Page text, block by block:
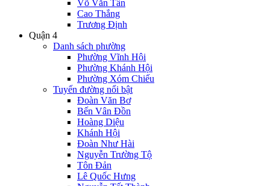
Võ Văn Tần
Cao Thắng
Trương Định
Quận 4
Danh sách phường
Phường Vĩnh Hội
Phường Khánh Hội
Phường Xóm Chiếu
Tuyến đường nổi bật
Đoàn Văn Bơ
Bến Vân Đồn
Hoàng Diệu
Khánh Hội
Đoàn Như Hài
Nguyễn Trường Tộ
Tôn Đản
Lê Quốc Hưng